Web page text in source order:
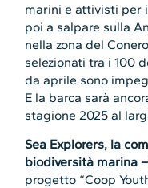
marini e attivisti per
poi a salpare sulla
nella zona del
selezionati tra i 100
da aprile sono
E la barca sarà
stagione 2025 al
Sea Explorers, la
biodiversità marina –
progetto “Coop